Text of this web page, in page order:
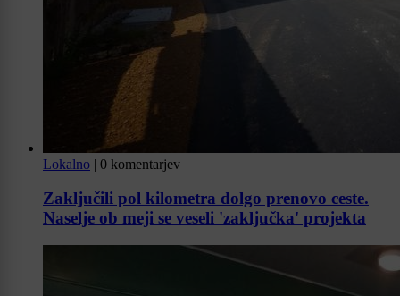
Lokalno | 0 komentarjev
Zaključili pol kilometra dolgo prenovo ceste.
Naselje ob meji se veseli 'zaključka' projekta